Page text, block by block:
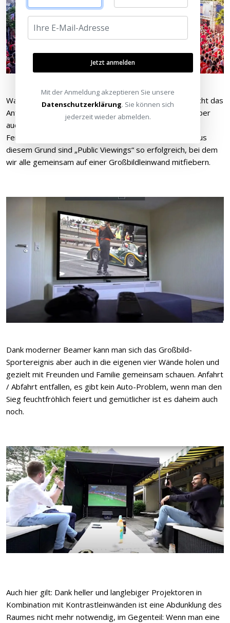
Was die meisten dabei erkannt haben: Gemeinsam macht das
Anfeuern der heimischen Mannschaft viel mehr Spaß, aber
auch „geteiltes Leid ist halbes Leid“, und gemeinsames
Feiern eines Sieges macht dafür gleich doppelt Spaß. Aus
diesem Grund sind „Public Viewings“ so erfolgreich, bei dem
wir alle gemeinsam auf einer Großbildleinwand mitfiebern.
Dank moderner Beamer kann man sich das Großbild-
Sportereignis aber auch in die eigenen vier Wände holen und
gezielt mit Freunden und Familie gemeinsam schauen. Anfahrt
/ Abfahrt entfallen, es gibt kein Auto-Problem, wenn man den
Sieg feuchtfröhlich feiert und gemütlicher ist es daheim auch
noch.
Auch hier gilt: Dank heller und langlebiger Projektoren in
Kombination mit Kontrastleinwänden ist eine Abdunklung des
Raumes nicht mehr notwendig, im Gegenteil: Wenn man eine
Jetzt anmelden
Mit der Anmeldung akzeptieren Sie unsere
Datenschutzerklärung. Sie können sich
jederzeit wieder abmelden.